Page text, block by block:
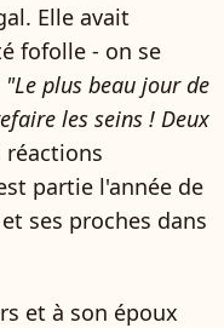
Elle avait
fofolle - on se
"Le plus beau jour de
les seins ! Deux
réactions
partie l'année de
ses proches dans
et à son époux